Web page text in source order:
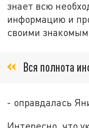
знает всю
информацию и
своими
Вся полнота
- оправдалась
Интересно, что